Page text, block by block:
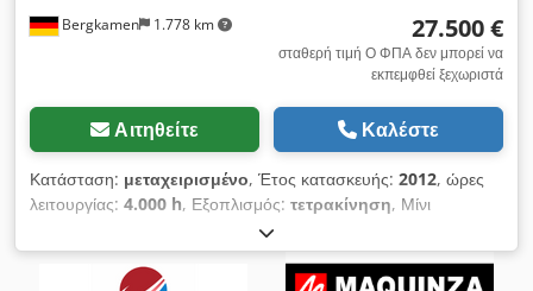
Bergkamen 1.778 km 27.500 €
σταθερή τιμή Ο ΦΠΑ δεν μπορεί να
εκπεμφθεί ξεχωριστά
Αιτηθείτε Καλέστε
Κατάσταση: μεταχειρισμένο, Έτος κατασκευής: 2012, ώρες
λειτουργίας: 4.000 h, Εξοπλισμός: τετρακίνηση, Μίνι
εκσκαφέας New Holland E 50 B SR. * Λειτουργικό βάρος:
4.945 kg * Κλιματισμός * Έτος κατασκευής: 2012 * Ώρες
λειτουργίας: 4000 * Το μηχάνημα βρίσκεται σε πολύ καλή